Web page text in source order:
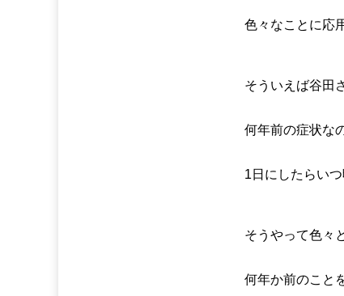
色々なことに応
そういえば谷田
何年前の症状な
1日にしたらい
そうやって色々
何年か前のこと